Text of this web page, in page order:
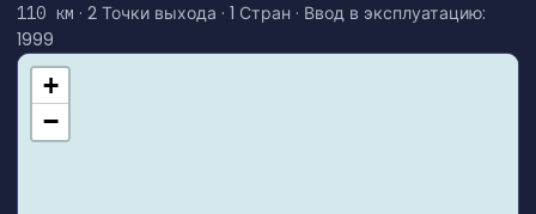
110 км · 2 Точки выхода · 1 Стран · Ввод в эксплуатацию:
1999
+
−